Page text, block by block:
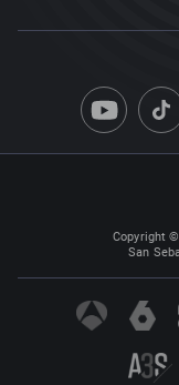
Copyright
San